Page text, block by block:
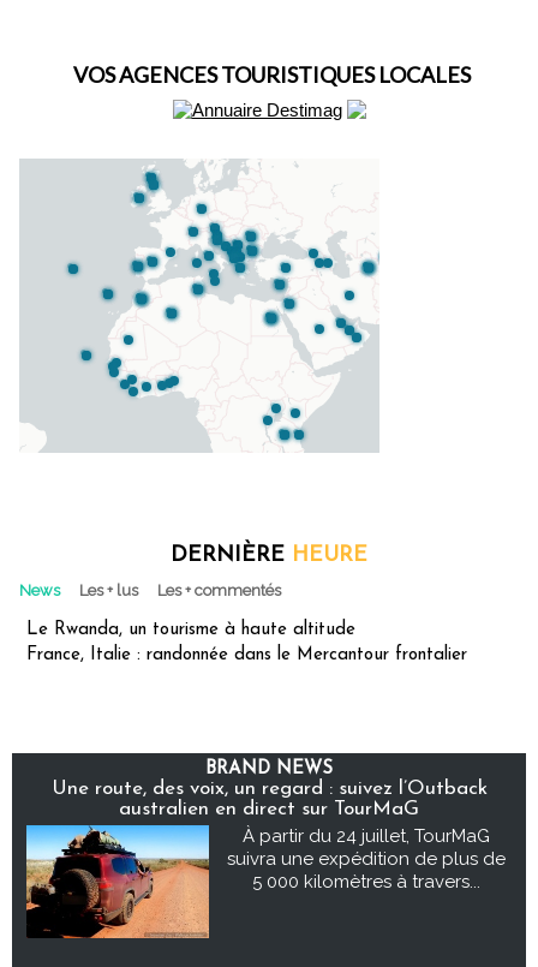
VOS AGENCES TOURISTIQUES LOCALES
DERNIÈRE HEURE
News Les + lus Les + commentés
Le Rwanda, un tourisme à haute altitude
France, Italie : randonnée dans le Mercantour frontalier
BRAND NEWS
Une route, des voix, un regard : suivez l’Outback
australien en direct sur TourMaG
À partir du 24 juillet, TourMaG
suivra une expédition de plus de
5 000 kilomètres à travers...